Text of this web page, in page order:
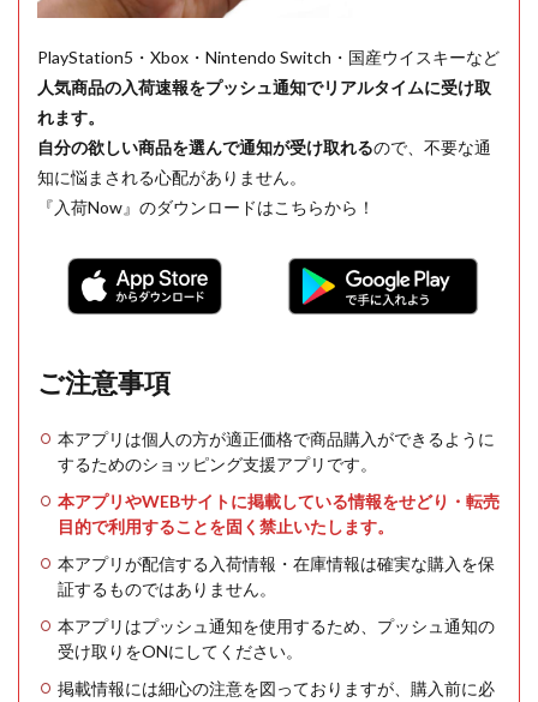
PlayStation5・Xbox・Nintendo Switch・国産ウイスキーなど
人気商品の入荷速報をプッシュ通知でリアルタイムに受け取
れます。
自分の欲しい商品を選んで通知が受け取れるので、不要な通
知に悩まされる心配がありません。
『入荷Now』のダウンロードはこちらから！
ご注意事項
本アプリは個人の方が適正価格で商品購入ができるように
するためのショッピング支援アプリです。
本アプリやWEBサイトに掲載している情報をせどり・転売
目的で利用することを固く禁止いたします。
本アプリが配信する入荷情報・在庫情報は確実な購入を保
証するものではありません。
本アプリはプッシュ通知を使用するため、プッシュ通知の
受け取りをONにしてください。
掲載情報には細心の注意を図っておりますが、購入前に必